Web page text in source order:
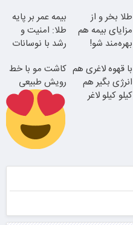
معرفی شد
طلا بخر و از
مزایای بیمه هم
بهره‌مند شو!
بیمه عمر بر پایه
طلا: امنیت و
رشد با نوسانات
با قهوه لاغری هم
انرژی بگیر هم
کیلو کیلو لاغر
کاشت مو با خط
رویش طبیعی